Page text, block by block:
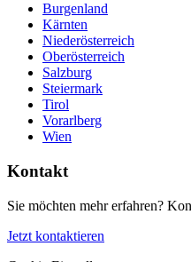
Burgenland
Kärnten
Niederösterreich
Oberösterreich
Salzburg
Steiermark
Tirol
Vorarlberg
Wien
Kontakt
Sie möchten mehr erfahren?
Jetzt kontaktieren